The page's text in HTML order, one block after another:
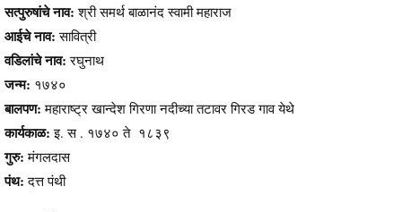
सत्पुरुषांचे नाव: श्री समर्थ बाळानंद स्वामी महाराज
आईचे नाव: सावित्री
वडिलांचे नाव:रघुनाथ
जन्म: १७४०
बालपण: महाराष्ट्र खान्देश गिरणा नदीच्या तटावर गिरड गाव येथे
कार्यकाळ:इ. स . १७४० ते १८३९
गुरु: मंगलदास
पंथ: दत्त पंथी